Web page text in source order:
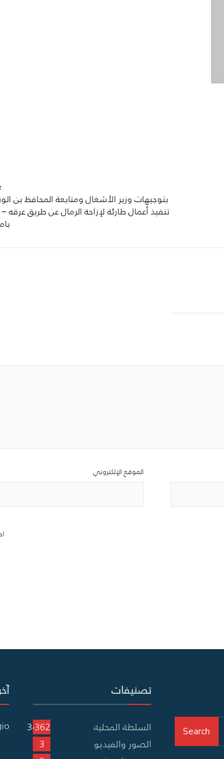
بتوجيهات وزير الأشغال ومتابعة المحافظ بن
تنفيذ أعمال طارئة لإزاحة الرمال عن طريق عرقه
الموقع الإلكتروني
Search
تصنيفات
السلطة المحلية
3٬362
الصور والفيديو
3